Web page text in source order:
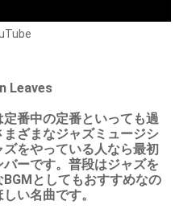
Leaves
番中の定番といっても過
ざまなジャズミュージシ
をやっている人なら最初
ーです。普段はジャズを
としてもおすすめなの
い名曲です。